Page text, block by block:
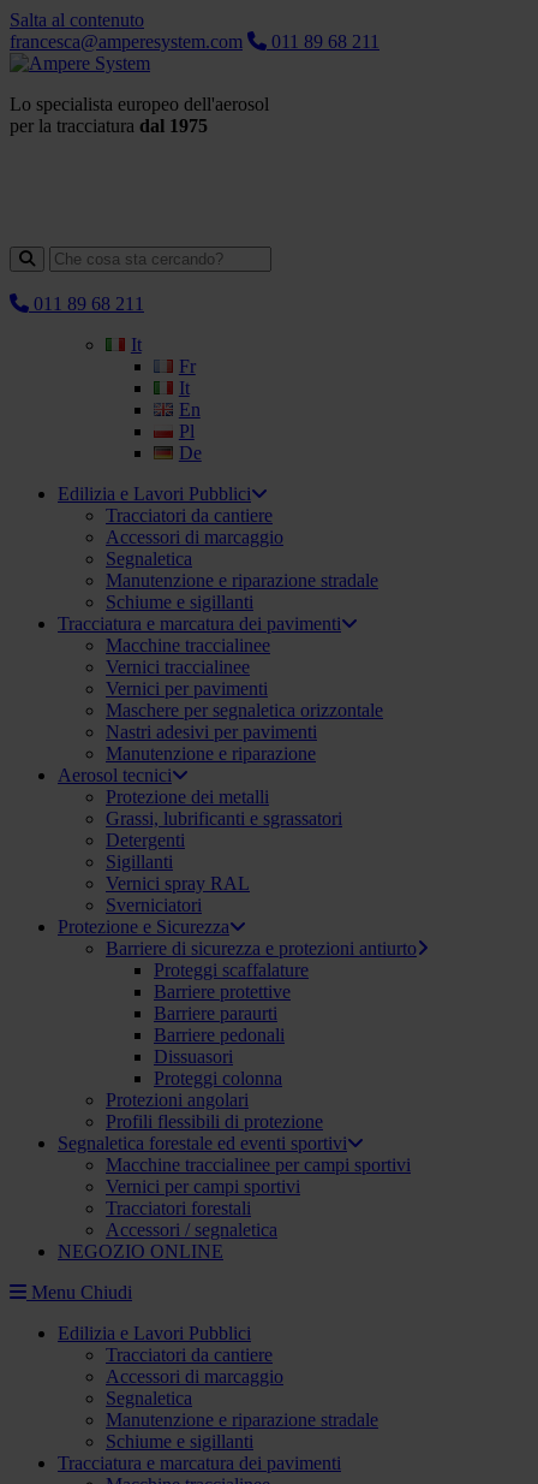
Salta al contenuto
francesca@amperesystem.com
011 89 68 211
Lo specialista europeo dell'aerosol
per la tracciatura dal 1975
011 89 68 211
It
Fr
It
En
Pl
De
Edilizia e Lavori Pubblici
Tracciatori da cantiere
Accessori di marcaggio
Segnaletica
Manutenzione e riparazione stradale
Schiume e sigillanti
Tracciatura e marcatura dei pavimenti
Macchine traccialinee
Vernici traccialinee
Vernici per pavimenti
Maschere per segnaletica orizzontale
Nastri adesivi per pavimenti
Manutenzione e riparazione
Aerosol tecnici
Protezione dei metalli
Grassi, lubrificanti e sgrassatori
Detergenti
Sigillanti
Vernici spray RAL
Sverniciatori
Protezione e Sicurezza
Barriere di sicurezza e protezioni antiurto
Proteggi scaffalature
Barriere protettive
Barriere paraurti
Barriere pedonali
Dissuasori
Proteggi colonna
Protezioni angolari
Profili flessibili di protezione
Segnaletica forestale ed eventi sportivi
Macchine traccialinee per campi sportivi
Vernici per campi sportivi
Tracciatori forestali
Accessori / segnaletica
NEGOZIO ONLINE
Menu Chiudi
Edilizia e Lavori Pubblici
Tracciatori da cantiere
Accessori di marcaggio
Segnaletica
Manutenzione e riparazione stradale
Schiume e sigillanti
Tracciatura e marcatura dei pavimenti